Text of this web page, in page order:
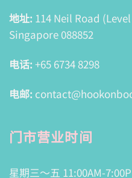
地址: 114 Neil Road
Singapore 088852
电话: +65 6734 8298
电邮:
门市营业时间
星期三～五 11:00AM-